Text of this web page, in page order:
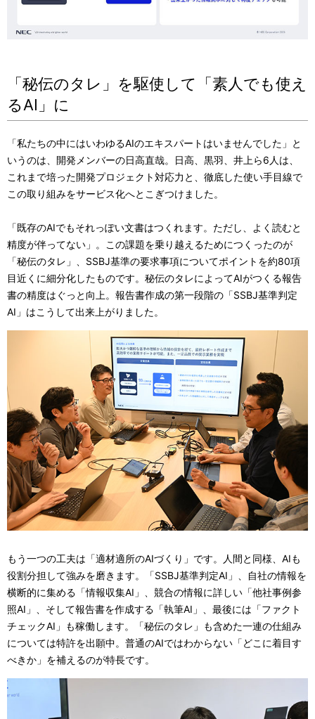
「秘伝のタレ」を駆使して「素人でも使え
るAI」に
「私たちの中にはいわゆるAIのエキスパートはいませんでした」と
いうのは、開発メンバーの日高直哉。日高、黒羽、井上ら6人は、
これまで培った開発プロジェクト対応力と、徹底した使い手目線で
この取り組みをサービス化へとこぎつけました。
「既存のAIでもそれっぽい文書はつくれます。ただし、よく読むと
精度が伴ってない」。この課題を乗り越えるためにつくったのが
「秘伝のタレ」、SSBJ基準の要求事項についてポイントを約80項
目近くに細分化したものです。秘伝のタレによってAIがつくる報告
書の精度はぐっと向上。報告書作成の第一段階の「SSBJ基準判定
AI」はこうして出来上がりました。
もう一つの工夫は「適材適所のAIづくり」です。人間と同様、AIも
役割分担して強みを磨きます。「SSBJ基準判定AI」、自社の情報を
横断的に集める「情報収集AI」、競合の情報に詳しい「他社事例参
照AI」、そして報告書を作成する「執筆AI」、最後には「ファクト
チェックAI」も稼働します。「秘伝のタレ」も含めた一連の仕組み
については特許を出願中。普通のAIではわからない「どこに着目す
べきか」を補えるのが特長です。